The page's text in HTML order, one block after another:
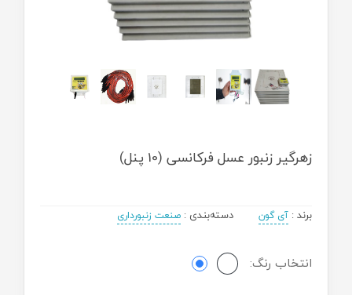
زهرگیر زنبور عسل فرکانسی (10 پنل)
برند: آی گون دسته‌بندی : صنعت زنبورداری
انتخاب رنگ: